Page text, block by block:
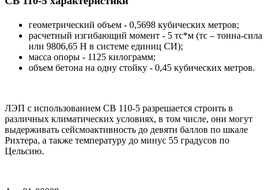
геометрический объем - 0,5698 кубических метров;
расчетный изгибающий момент - 5 тс*м (тс – тонна-сила
или 9806,65 Н в системе единиц СИ);
масса опоры - 1125 килограмм;
объем бетона на одну стойку - 0,45 кубических метров.
ЛЭП с использованием СВ 110-5 разрешается строить в
различных климатических условиях, в том числе, они могут
выдерживать сейсмоактивность до девяти баллов по шкале
Рихтера, а также температуру до минус 55 градусов по
Цельсию.